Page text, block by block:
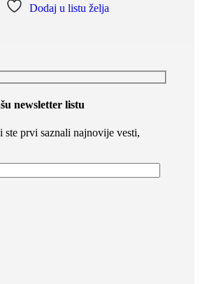
Dodaj u listu želja
newsletter listu
ste prvi saznali najnovije vesti,